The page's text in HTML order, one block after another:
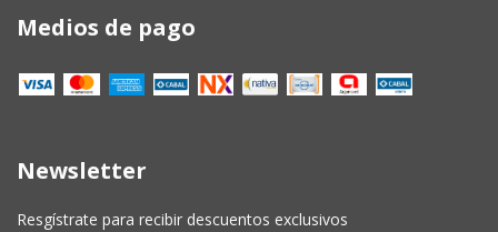
Medios de pago
Newsletter
Resgístrate para recibir descuentos exclusivos